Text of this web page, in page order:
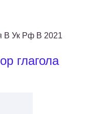
В Ук Рф В 2021
глагола